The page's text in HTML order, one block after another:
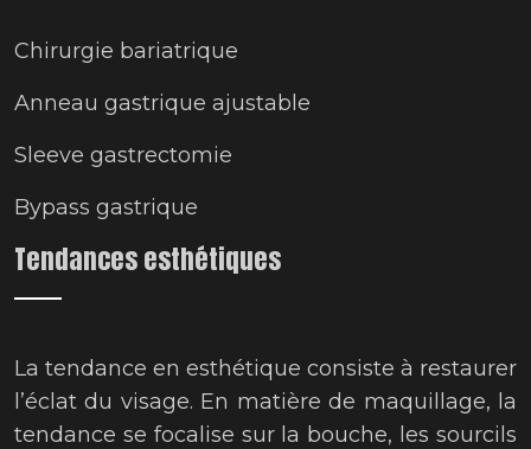
Chirurgie bariatrique
Anneau gastrique ajustable
Sleeve gastrectomie
Bypass gastrique
Tendances esthétiques
La tendance en esthétique consiste à restaurer
l’éclat du visage. En matière de maquillage, la
tendance se focalise sur la bouche, les sourcils